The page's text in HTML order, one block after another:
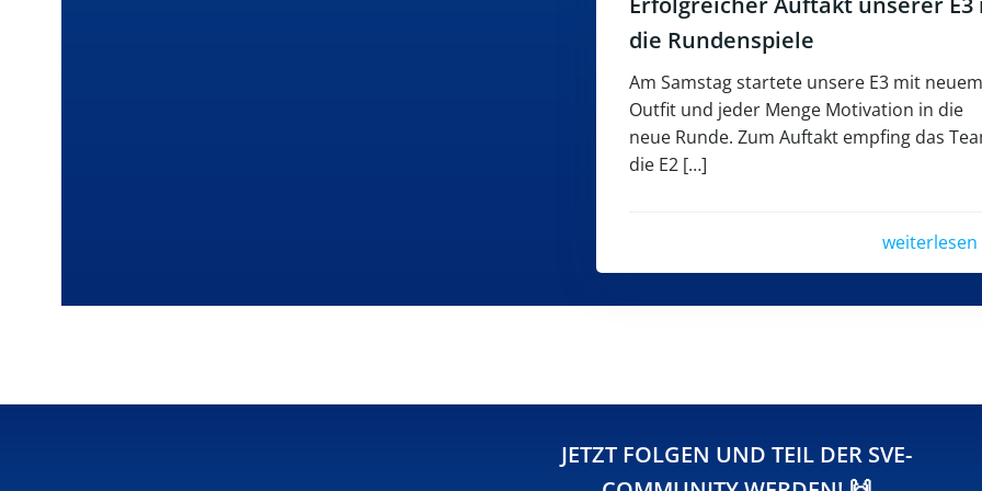
die Rundenspiele
Am Samstag startete unsere E3 mit
Outfit und jeder Menge Motivation in die
neue Runde. Zum Auftakt empfing das
die E2 […]
weiterlesen
JETZT FOLGEN UND TEIL DER SVE-